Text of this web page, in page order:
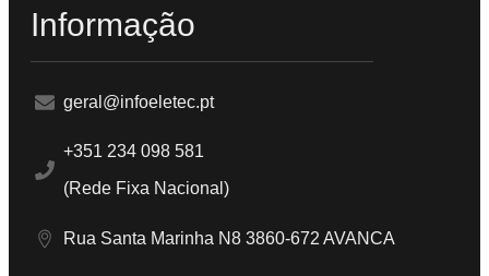
Informação
geral@infoeletec.pt
+351 234 098 581
(Rede Fixa Nacional)
Rua Santa Marinha N8 3860-672 AVANCA